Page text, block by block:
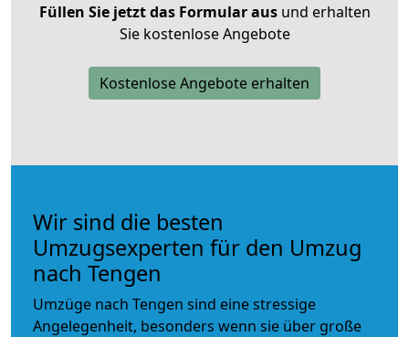
Füllen Sie jetzt das Formular ausund erhalten
Sie kostenlose Angebote
Kostenlose Angebote erhalten
Wir sind die besten
Umzugsexperten für den Umzug
nach Tengen
Umzüge nach Tengen sind eine stressige
Angelegenheit, besonders wenn sie über große